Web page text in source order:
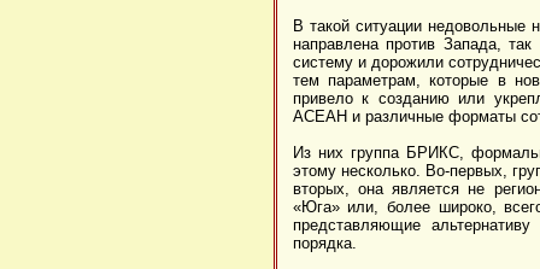
В такой ситуации недовольные
направлена против Запада,
систему и дорожили
тем параметрам, которые в
привело к созданию или
АСЕАН и различные форматы
Из них группа БРИКС,
этому несколько. Во-первых,
вторых, она является не
«Юга» или, более широко,
представляющие
порядка.